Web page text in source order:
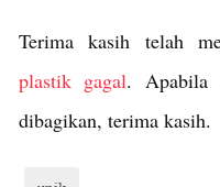
Terima kasih telah
plastik gagal. Apabila
dibagikan, terima kasih.